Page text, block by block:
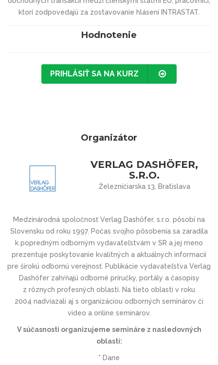
ktorí zodpovedajú za zostavovanie hlásení INTRASTAT.
Hodnotenie
PRIHLÁSIŤ SA NA KURZ
Organizátor
VERLAG DASHÖFER,
S.R.O.
Železničiarska 13, Bratislava
Medzinárodná spoločnosť Verlag Dashöfer, s.r.o. pôsobí na
Slovensku od roku 1997. Počas svojho pôsobenia sa zaradila
k popredným odborným vydavateľstvám v SR a jej meno
prezentuje poskytovanie kvalitných a aktuálnych informacií
pre širokú odbornú verejnosť. Publikácie vydavateľstva Verlag
Dashöfer zahŕňajú odborné príručky, portály a časopisy
z rôznych profesných oblastí. Na tieto oblasti v roku
2004 nadviazali aj s organizáciou odborných seminárov či
video a online seminárov.
V súčasnosti organizujeme semináre z nasledovných
oblastí:
* Dane